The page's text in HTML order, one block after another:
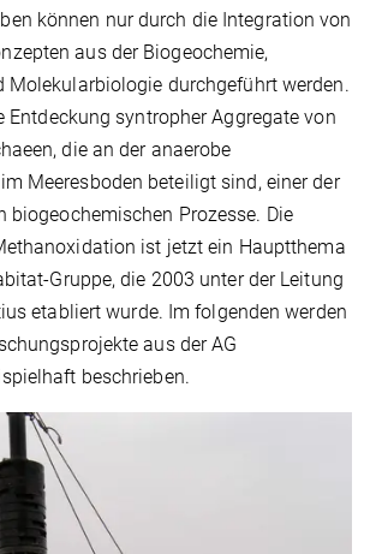
können nur durch die Integration von
aus der Biogeochemie,
Molekularbiologie durchgeführt werden.
Entdeckung syntropher Aggregate von
die an der anaerobe
Meeresboden beteiligt sind, einer der
Prozesse. Die
ist jetzt ein Hauptthema
Gruppe, die 2003 unter der Leitung
etabliert wurde. Im folgenden werden
aus der AG
beschrieben.